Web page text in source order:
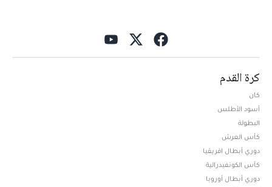
كرة القدم
كان
أسود الأطلس
البطولة
كأس العرش
دوري أبطال افريقيا
كأس الكونفيدرالية
دوري أبطال أوروبا